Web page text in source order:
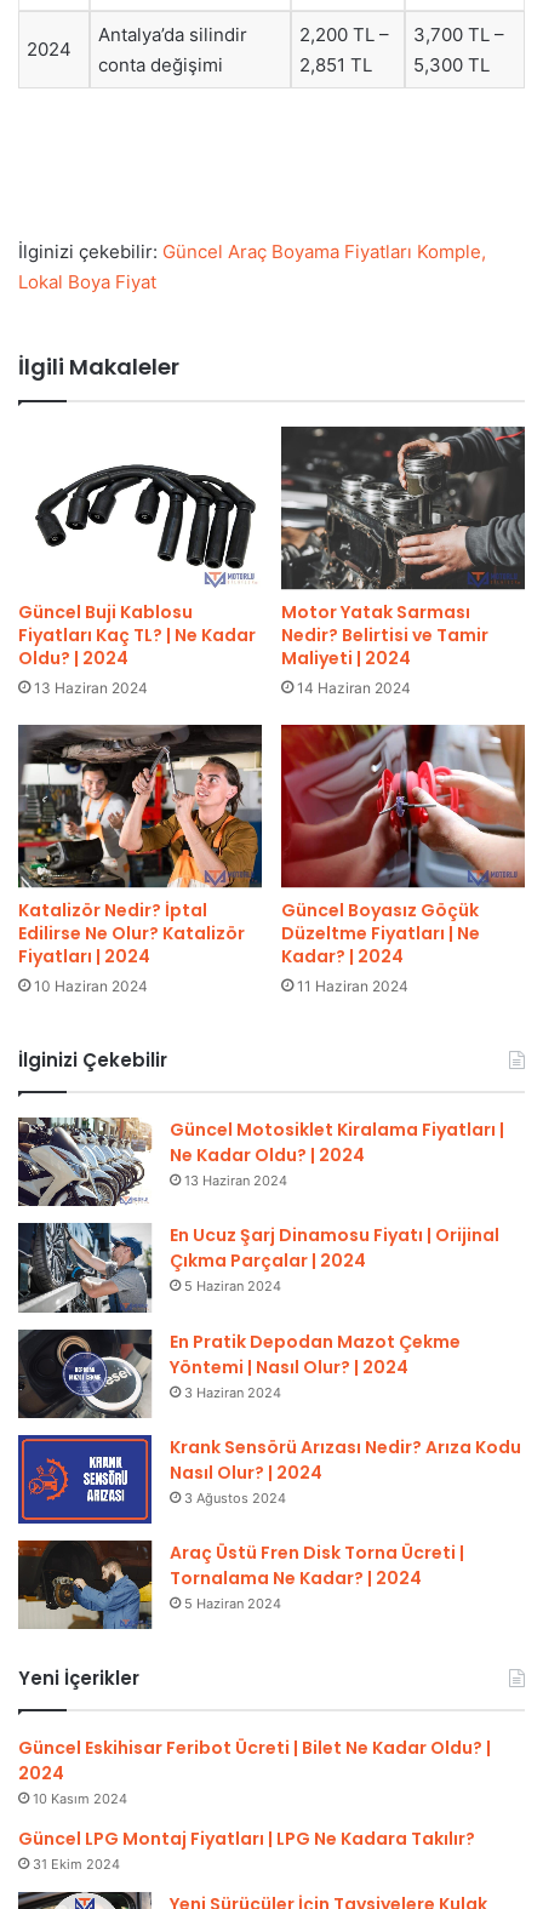
2024
Antalya’da silindir
conta değişimi
2,200 TL –
2,851 TL
3,700 TL –
5,300 TL
İlginizi çekebilir: Güncel Araç Boyama Fiyatları Komple,
Lokal Boya Fiyat
İlgili Makaleler
Güncel Buji Kablosu
Fiyatları Kaç TL? | Ne Kadar
Oldu? | 2024
13 Haziran 2024
Motor Yatak Sarması
Nedir? Belirtisi ve Tamir
Maliyeti | 2024
14 Haziran 2024
Katalizör Nedir? İptal
Edilirse Ne Olur? Katalizör
Fiyatları | 2024
10 Haziran 2024
Güncel Boyasız Göçük
Düzeltme Fiyatları | Ne
Kadar? | 2024
11 Haziran 2024
İlginizi Çekebilir
Güncel Motosiklet Kiralama Fiyatları |
Ne Kadar Oldu? | 2024
13 Haziran 2024
En Ucuz Şarj Dinamosu Fiyatı | Orijinal
Çıkma Parçalar | 2024
5 Haziran 2024
En Pratik Depodan Mazot Çekme
Yöntemi | Nasıl Olur? | 2024
3 Haziran 2024
Krank Sensörü Arızası Nedir? Arıza Kodu
Nasıl Olur? | 2024
3 Ağustos 2024
Araç Üstü Fren Disk Torna Ücreti |
Tornalama Ne Kadar? | 2024
5 Haziran 2024
Yeni İçerikler
Güncel Eskihisar Feribot Ücreti | Bilet Ne Kadar Oldu? |
2024
10 Kasım 2024
Güncel LPG Montaj Fiyatları | LPG Ne Kadara Takılır?
31 Ekim 2024